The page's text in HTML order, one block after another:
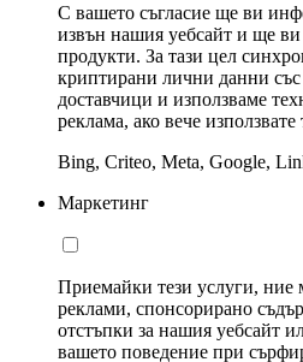
С вашето съгласие ще ви
извън нашия уебсайт и ще
продукти. За тази цел
криптирани лични данни
доставчици и използваме
реклама, ако вече
Bing, Criteo, Meta, Google,
Маркетинг
Приемайки тези услуги, ние
реклами, спонсорирано
отстъпки за нашия уебсайт
вашето поведение при